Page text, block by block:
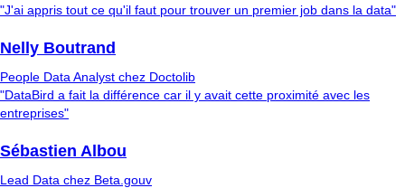
"J'ai appris tout ce qu'il faut pour trouver un premier job dans la data"
Nelly Boutrand
People Data Analyst chez Doctolib
"DataBird a fait la différence car il y avait cette proximité avec les
entreprises"
Sébastien Albou
Lead Data chez Beta.gouv